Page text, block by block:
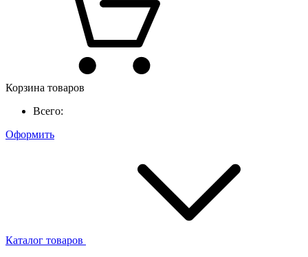
Корзина товаров
Всего:
Оформить
Каталог товаров